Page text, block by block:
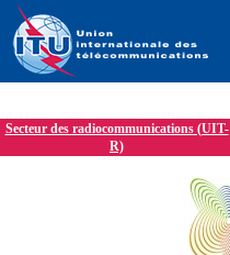
Secteur des radiocommunications (UIT-
R)